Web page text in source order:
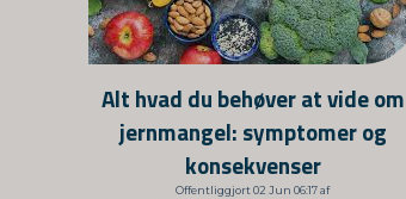
Alt hvad du behøver at vide om
jernmangel: symptomer og
konsekvenser
Offentliggjort 02 Jun 06:17 af